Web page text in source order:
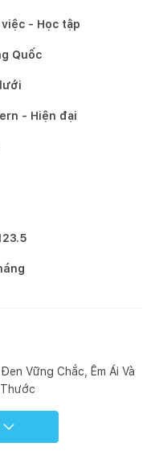
việc - Học tập
Quốc
- Hiện đại
Vững Chắc, Êm Ái Và